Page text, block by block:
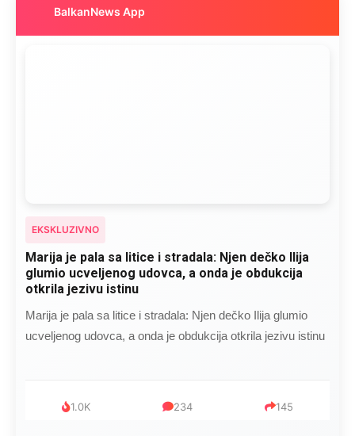
BalkanNews App
EKSKLUZIVNO
Marija je pala sa litice i stradala: Njen dečko Ilija
glumio ucveljenog udovca, a onda je obdukcija
otkrila jezivu istinu
Marija je pala sa litice i stradala: Njen dečko Ilija glumio
ucveljenog udovca, a onda je obdukcija otkrila jezivu istinu
1.0K 234 145